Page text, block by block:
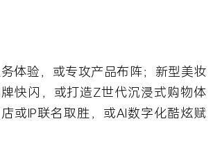
体验，或专攻产品布阵；新型美妆
快闪，或打造Z世代沉浸式购物体
或IP联名取胜，或AI数字化酷炫赋